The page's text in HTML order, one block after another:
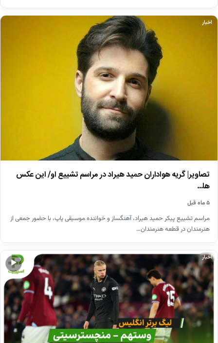
اخبار
تصاویر| گریه هواداران حمید هیراد در مراسم تشییع او/ این عکس
ها…
۵ ماه قبل
مراسم تشییع پیکر حمید هیراد، آهنگساز و خواننده موسیقی پاپ، با حضور جمعی از
هنرمندان در قطعه هنرمندان…
▶
اخبار